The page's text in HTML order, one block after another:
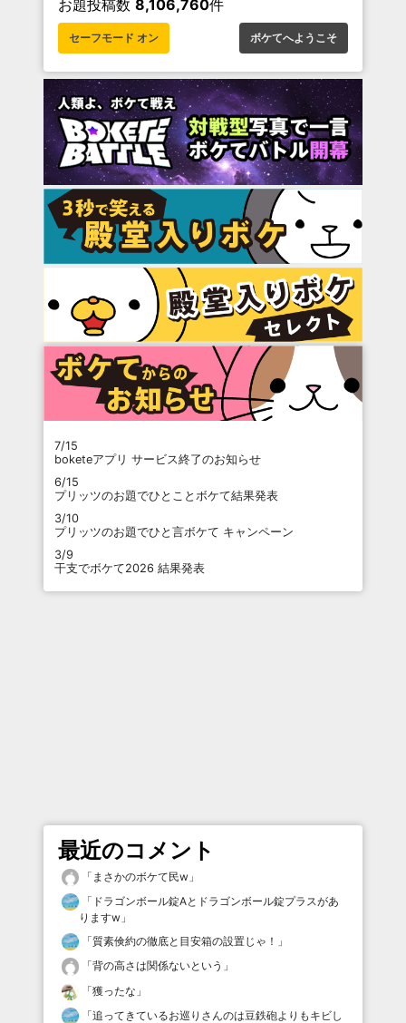
お題投稿数 8,106,760件
セーフモード オン ボケてへようこそ
7/15
boketeアプリ サービス終了のお知らせ
6/15
プリッツのお題でひとことボケて結果発表
3/10
プリッツのお題でひと言ボケて キャンペーン
3/9
干支でボケて2026 結果発表
最近のコメント
「 まさかのボケて民w 」
「 ドラゴンボール錠Aとドラゴンボール錠プラスがあ
りますw 」
「質素倹約の徹底と目安箱の設置じゃ！ 」
「背の高さは関係ないという 」
「獲ったな 」
「追ってきているお巡りさんのは豆鉄砲よりもキビし